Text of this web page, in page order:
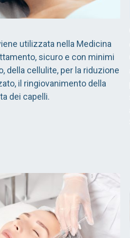
utilizzata nella Medicina
sicuro e con minimi
della cellulite, per la riduzione
il ringiovanimento della
dei capelli.